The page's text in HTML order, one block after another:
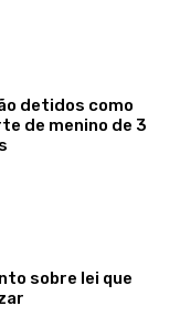
detidos como
de menino de 3
sobre lei que